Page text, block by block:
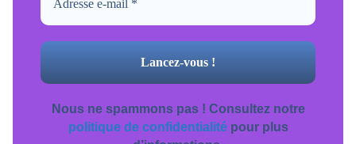
Nous ne spammons pas ! Consultez notre
politique de confidentialitépour plus